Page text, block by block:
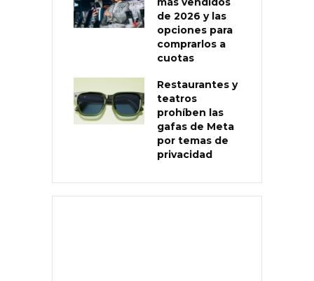
de 2026 y las
opciones para
comprarlos a
cuotas
Restaurantes y
teatros
prohíben las
gafas de Meta
por temas de
privacidad